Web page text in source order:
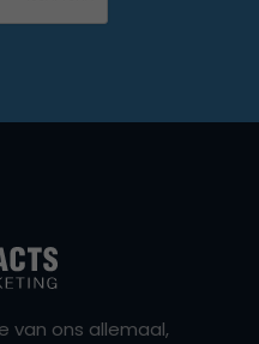
van ons allemaal,